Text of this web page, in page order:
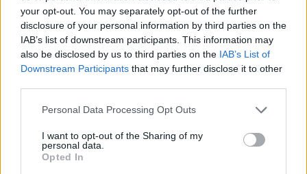
your opt-out. You may separately opt-out of the further
disclosure of your personal information by third parties on the
IAB’s list of downstream participants. This information may
also be disclosed by us to third parties on the IAB’s List of
Downstream Participants that may further disclose it to other
Personal Data Processing Opt Outs
I want to opt-out of the Sharing of my
personal data.
Opted In
Brak okresu po porodzie
Hej! 6 miesięcy po porodzie , nie karmię piersią.
Brak miesiączki - miałam już przepisane luteinę l,
która nie wywołała okresu a następnie plastry
systen 50 i ponownie luteinę, które również
wyszedł bardzo niski poziom estrogenow. Około
Forum: Ginekologia - forum dla rodziny i
pacjentki
POWIĄZANE
Tematy przezierność karkowa